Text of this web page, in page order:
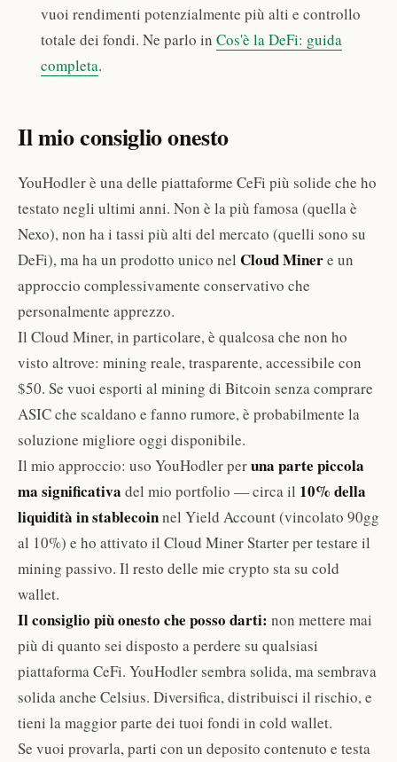
vuoi rendimenti potenzialmente più alti e controllo
totale dei fondi. Ne parlo in Cos'è la DeFi: guida
completa.
Il mio consiglio onesto
YouHodler è una delle piattaforme CeFi più solide che ho
testato negli ultimi anni. Non è la più famosa (quella è
Nexo), non ha i tassi più alti del mercato (quelli sono su
DeFi), ma ha un prodotto unico nel Cloud Minere un
approccio complessivamente conservativo che
personalmente apprezzo.
Il Cloud Miner, in particolare, è qualcosa che non ho
visto altrove: mining reale, trasparente, accessibile con
$50. Se vuoi esporti al mining di Bitcoin senza comprare
ASIC che scaldano e fanno rumore, è probabilmente la
soluzione migliore oggi disponibile.
Il mio approccio: uso YouHodler peruna parte piccola
ma significativa del mio portfolio — circa il 10% della
liquidità in stablecoinnel Yield Account (vincolato 90gg
al 10%) e ho attivato il Cloud Miner Starter per testare il
mining passivo. Il resto delle mie crypto sta su cold
wallet.
Il consiglio più onesto che posso darti: non mettere mai
più di quanto sei disposto a perdere su qualsiasi
piattaforma CeFi. YouHodler sembra solida, ma sembrava
solida anche Celsius. Diversifica, distribuisci il rischio, e
tieni la maggior parte dei tuoi fondi in cold wallet.
Se vuoi provarla, parti con un deposito contenuto e testa